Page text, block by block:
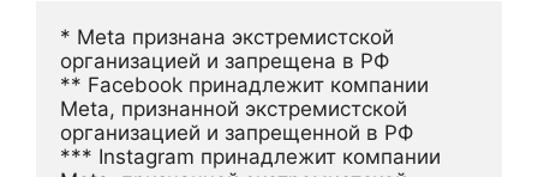
* Meta признана экстремистской
организацией и запрещена в РФ
** Facebook принадлежит компании
Meta, признанной экстремистской
организацией и запрещенной в РФ
*** Instagram принадлежит компании